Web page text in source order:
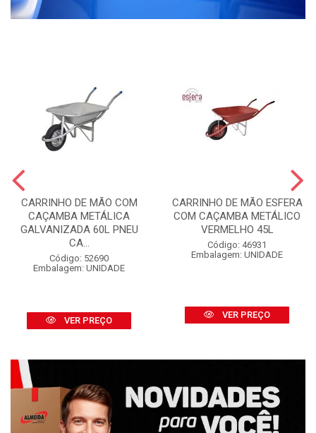
CARRINHO DE MÃO COM
CAÇAMBA METÁLICA
GALVANIZADA 60L PNEU
CA...
Código: 52690
Embalagem: UNIDADE
VER PREÇO
CARRINHO DE MÃO ESFERA
COM CAÇAMBA METÁLICO
VERMELHO 45L
Código: 46931
Embalagem: UNIDADE
VER PREÇO